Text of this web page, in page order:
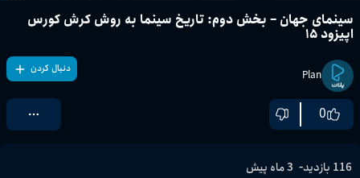
سینمای جهان – بخش دوم: تاریخ سینما به روش کرش کورس
اپیزود ۱۵
Plan دنبال کردن
0
116 بازدید- 3 ماه پیش